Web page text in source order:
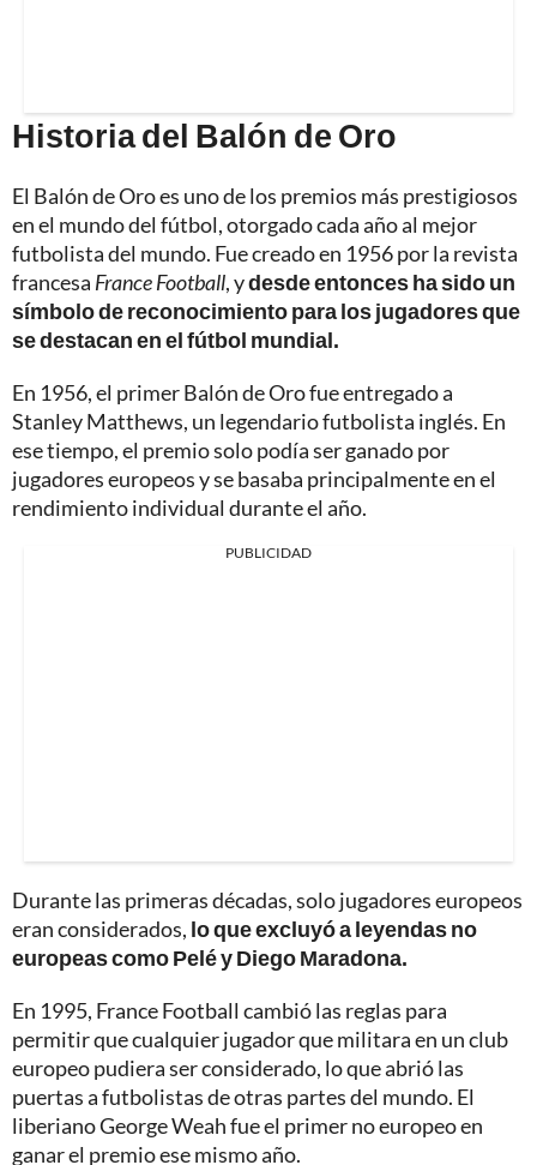
Historia del Balón de Oro
El Balón de Oro es uno de los premios más prestigiosos
en el mundo del fútbol, otorgado cada año al mejor
futbolista del mundo. Fue creado en 1956 por la revista
francesa France Football, ydesde entonces ha sido un
símbolo de reconocimiento para los jugadores que
se destacan en el fútbol mundial.
En 1956, el primer Balón de Oro fue entregado a
Stanley Matthews, un legendario futbolista inglés. En
ese tiempo, el premio solo podía ser ganado por
jugadores europeos y se basaba principalmente en el
rendimiento individual durante el año.
PUBLICIDAD
Durante las primeras décadas, solo jugadores europeos
eran considerados, lo que excluyó a leyendas no
europeas como Pelé y Diego Maradona.
En 1995, France Football cambió las reglas para
permitir que cualquier jugador que militara en un club
europeo pudiera ser considerado, lo que abrió las
puertas a futbolistas de otras partes del mundo. El
liberiano George Weah fue el primer no europeo en
ganar el premio ese mismo año.